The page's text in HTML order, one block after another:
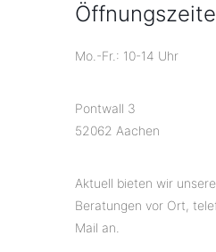
Mo.-Fr.: 10-14 Uhr
Pontwall 3
52062 Aachen
Aktuell bieten wir
Beratungen vor Ort,
Mail an.